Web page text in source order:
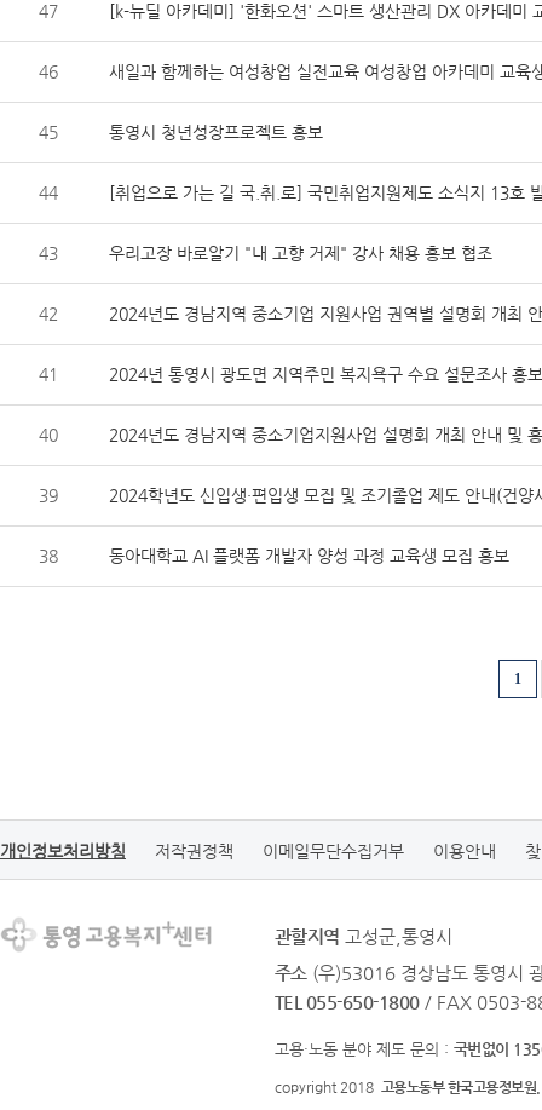
47 [k-뉴딜 아카데미] '한화오션' 스마트 생산관리 DX 아카데미
46 새일과 함께하는 여성창업 실전교육 여성창업 아카데미 교육
45 통영시 청년성장프로젝트 홍보
44 [취업으로 가는 길 국.취.로] 국민취업지원제도 소식지 13호
43 우리고장 바로알기 "내 고향 거제" 강사 채용 홍보 협조
42 2024년도 경남지역 중소기업 지원사업 권역별 설명회 개최
41 2024년 통영시 광도면 지역주민 복지욕구 수요 설문조사 홍
40 2024년도 경남지역 중소기업지원사업 설명회 개최 안내 및
39 2024학년도 신입생·편입생 모집 및 조기졸업 제도 안내(건양
38 동아대학교 AI 플랫폼 개발자 양성 과정 교육생 모집 홍보
1
개인정보처리방침 저작권정책 이메일무단수집거부 이용안내
관할지역 고성군,통영시
주소 (우)53016 경상남도 통영시
TEL 055-650-1800 / FAX 0503-
고용·노동 분야 제도 문의 : 국번없이
copyright 2018 고용노동부 한국고용정보원.